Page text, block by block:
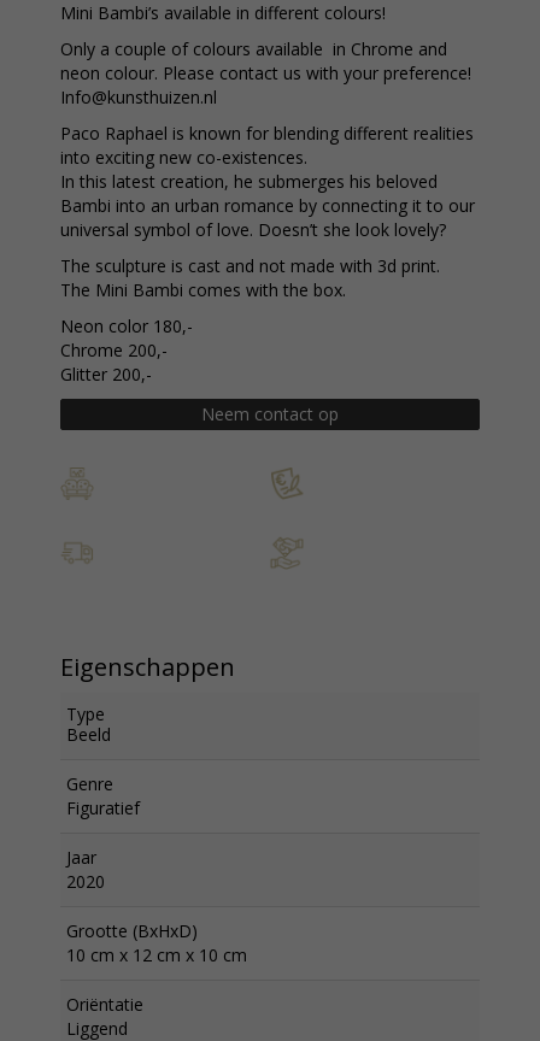
Mini Bambi’s available in different colours!
Only a couple of colours available in Chrome and
neon colour. Please contact us with your preference!
Info@kunsthuizen.nl
Paco Raphael is known for blending different realities
into exciting new co-existences.
In this latest creation, he submerges his beloved
Bambi into an urban romance by connecting it to our
universal symbol of love. Doesn’t she look lovely?
The sculpture is cast and not made with 3d print.
The Mini Bambi comes with the box.
Neon color 180,-
Chrome 200,-
Glitter 200,-
Neem contact op
Eigenschappen
Type
Beeld
Genre
Figuratief
Jaar
2020
Grootte (BxHxD)
10 cm x 12 cm x 10 cm
Oriëntatie
Liggend